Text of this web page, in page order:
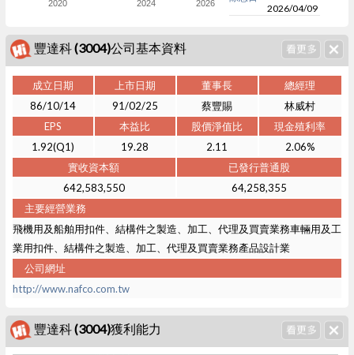
2020 2024 2026
2026/04/09
豐達科 (3004)公司基本資料
成立日期 上市日期 董事長
總經理
86/10/14
91/02/25 蔡豐賜
林威村
EPS
本益比 股價淨值比
現金殖利率
1.92(Q1)
19.28 2.11
2.06%
實收資本額
已發行普通股
642,583,550
64,258,355
主要經營業務
飛機用及船舶用扣件、結構件之製造、加工、代理及買賣業務車輛用及工
業用扣件、結構件之製造、加工、代理及買賣業務產品設計業
公司網址
http://www.nafco.com.tw
豐達科 (3004)獲利能力